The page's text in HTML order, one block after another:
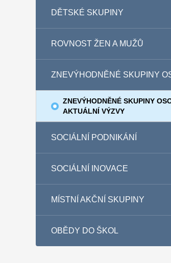
DĚTSKÉ SKUPINY
ROVNOST ŽEN A MUŽŮ
ZNEVÝHODNĚNÉ SKUPINY
ZNEVÝHODNĚNÉ SKUPINY
AKTUÁLNÍ VÝZVY
SOCIÁLNÍ PODNIKÁNÍ
SOCIÁLNÍ INOVACE
MÍSTNÍ AKČNÍ SKUPINY
OBĚDY DO ŠKOL